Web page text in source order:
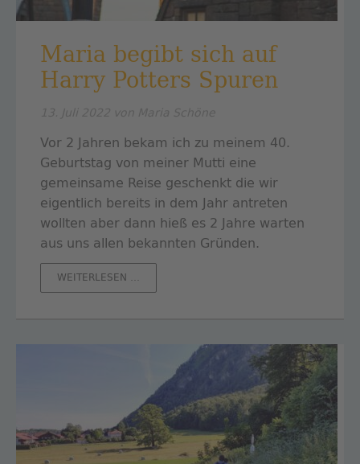
Maria begibt sich auf
Harry Potters Spuren
Vor 2 Jahren bekam ich zu meinem 40.
Geburtstag von meiner Mutti eine
gemeinsame Reise geschenkt die wir
eigentlich bereits in dem Jahr antreten
wollten aber dann hieß es 2 Jahre warten
aus uns allen bekannten Gründen.
WEITERLESEN …
POTTERS
SPUREN